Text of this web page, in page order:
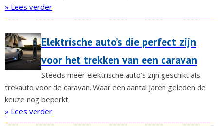
» Lees verder
Elektrische auto’s die perfect zijn
voor het trekken van een caravan
Steeds meer elektrische auto’s zijn geschikt als
trekauto voor de caravan. Waar een aantal jaren geleden de
keuze nog beperkt
» Lees verder